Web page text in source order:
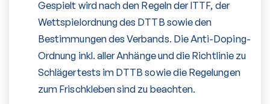
Gespielt wird nach den Regeln der ITTF, der
Wettspielordnung des DTTB sowie den
Bestimmungen des Verbands. Die Anti-Doping-
Ordnung inkl. aller Anhänge und die Richtlinie zu
Schlägertests im DTTB sowie die Regelungen
zum Frischkleben sind zu beachten.